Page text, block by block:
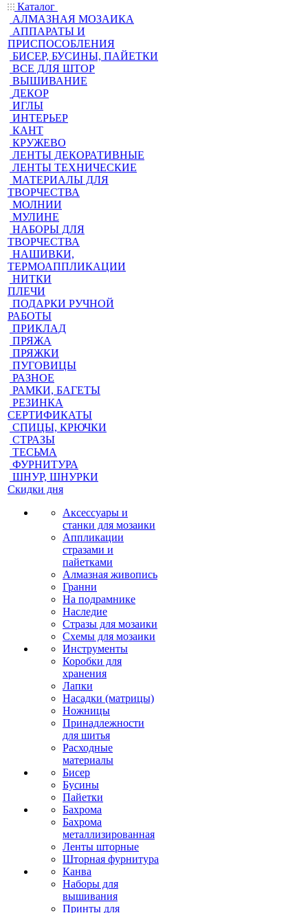
Каталог
АЛМАЗНАЯ МОЗАИКА
АППАРАТЫ И
ПРИСПОСОБЛЕНИЯ
БИСЕР, БУСИНЫ, ПАЙЕТКИ
ВСЕ ДЛЯ ШТОР
ВЫШИВАНИЕ
ДЕКОР
ИГЛЫ
ИНТЕРЬЕР
КАНТ
КРУЖЕВО
ЛЕНТЫ ДЕКОРАТИВНЫЕ
ЛЕНТЫ ТЕХНИЧЕСКИЕ
МАТЕРИАЛЫ ДЛЯ
ТВОРЧЕСТВА
МОЛНИИ
МУЛИНЕ
НАБОРЫ ДЛЯ
ТВОРЧЕСТВА
НАШИВКИ,
ТЕРМОАППЛИКАЦИИ
НИТКИ
ПЛЕЧИ
ПОДАРКИ РУЧНОЙ
РАБОТЫ
ПРИКЛАД
ПРЯЖА
ПРЯЖКИ
ПУГОВИЦЫ
РАЗНОЕ
РАМКИ, БАГЕТЫ
РЕЗИНКА
СЕРТИФИКАТЫ
СПИЦЫ, КРЮЧКИ
СТРАЗЫ
ТЕСЬМА
ФУРНИТУРА
ШНУР, ШНУРКИ
Скидки дня
Аксессуары и
станки для мозаики
Аппликации
стразами и
пайетками
Алмазная живопись
Гранни
На подрамнике
Наследие
Стразы для мозаики
Схемы для мозаики
Инструменты
Коробки для
хранения
Лапки
Насадки (матрицы)
Ножницы
Принадлежности
для шитья
Расходные
материалы
Бисер
Бусины
Пайетки
Бахрома
Бахрома
металлизированная
Ленты шторные
Шторная фурнитура
Канва
Наборы для
вышивания
Принты для